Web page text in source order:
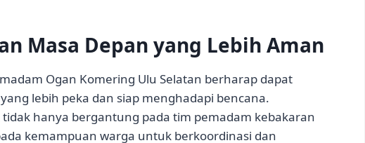
Masa Depan yang Lebih Aman
Ogan Komering Ulu Selatan berharap dapat
lebih peka dan siap menghadapi bencana.
tidak hanya bergantung pada tim pemadam kebakaran
kemampuan warga untuk berkoordinasi dan